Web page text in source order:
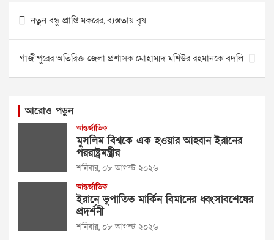
Post
navigation
নতুন বন্ধু প্রাপ্তি মকরের, ব্যস্ততায় বৃষ
গাজীপুরের অতিরিক্ত জেলা প্রশাসক মোহাম্মদ মশিউর রহমানকে বদলি
আরোও পড়ুন
আন্তর্জাতিক
মুসলিম বিশ্বকে এক হওয়ার আহ্বান ইরানের
পররাষ্ট্রমন্ত্রীর
শনিবার, ০৮ আগস্ট ২০২৬
আন্তর্জাতিক
ইরানে ভূপাতিত মার্কিন বিমানের ধ্বংসাবশেষের
প্রদর্শনী
শনিবার, ০৮ আগস্ট ২০২৬